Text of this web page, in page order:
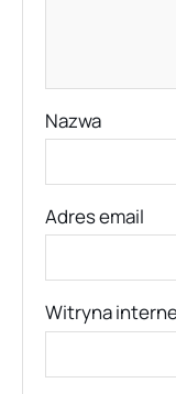
Nazwa
Adres email
Witryna